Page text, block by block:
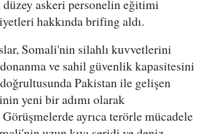
düzey askeri personelin eğitimi
hakkında brifing aldı.
Somali'nin silahlı kuvvetlerini
ve sahil güvenlik kapasitesini
Pakistan ile gelişen
yeni bir adımı olarak
ayrıca terörle mücadele